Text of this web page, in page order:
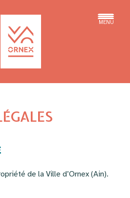
MENU
de la Ville d’Ornex (Ain).